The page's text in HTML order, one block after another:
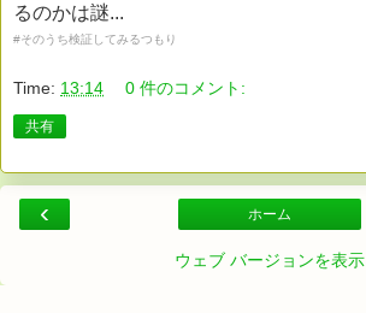
るのかは謎...
#そのうち検証してみるつもり
Time: 13:14 0 件のコメント:
共有
‹ ホーム
ウェブ バージョンを表示